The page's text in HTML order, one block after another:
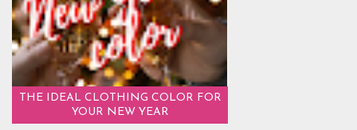
THE IDEAL CLOTHING COLOR FOR
YOUR NEW YEAR